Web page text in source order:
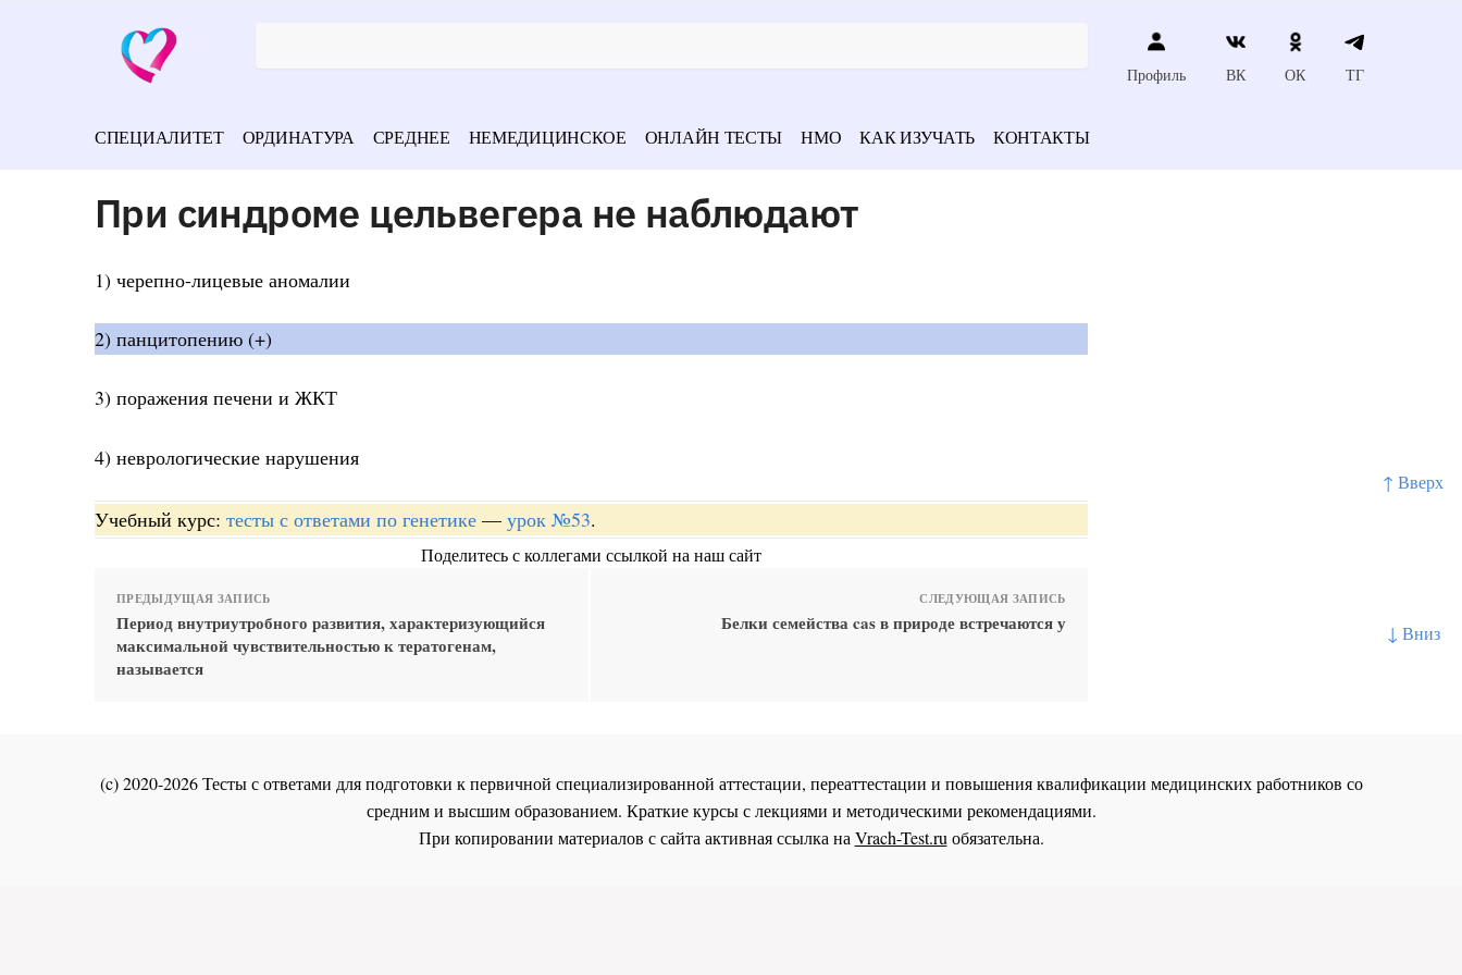
↑ Вверх
↓ Вниз
Профиль ВК ОК ТГ
СПЕЦИАЛИТЕТ ОРДИНАТУРА СРЕДНЕЕ НЕМЕДИЦИНСКОЕ ОНЛАЙН ТЕСТЫ НМО КАК ИЗУЧАТЬ КОНТАКТЫ
При синдроме цельвегера не наблюдают
1) черепно-лицевые аномалии
2) панцитопению (+)
3) поражения печени и ЖКТ
4) неврологические нарушения
Учебный курс: тесты с ответами по генетике — урок №53.
Поделитесь с коллегами ссылкой на наш сайт
ПРЕДЫДУЩАЯ ЗАПИСЬ
Период внутриутробного развития, характеризующийся
максимальной чувствительностью к тератогенам,
называется
СЛЕДУЮЩАЯ ЗАПИСЬ
Белки семейства cas в природе встречаются у
(c) 2020-2026 Тесты с ответами для подготовки к первичной специализированной аттестации, переаттестации и повышения квалификации медицинских работников со
средним и высшим образованием. Краткие курсы с лекциями и методическими рекомендациями.
При копировании материалов с сайта активная ссылка наVrach-Test.ruобязательна.